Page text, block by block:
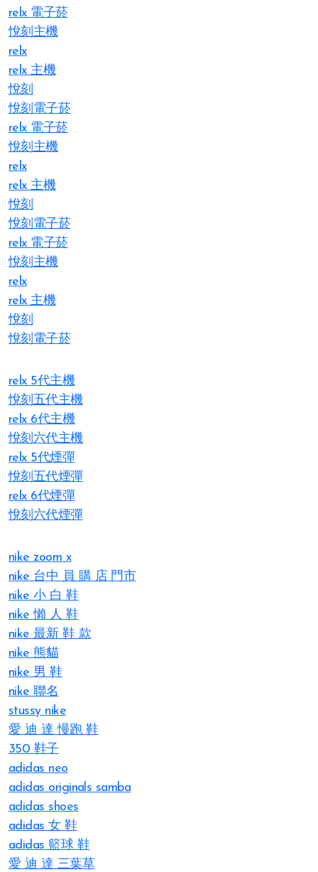
relx 電子菸
悅刻主機
relx
relx 主機
悅刻
悅刻電子菸
relx 電子菸
悅刻主機
relx
relx 主機
悅刻
悅刻電子菸
relx 電子菸
悅刻主機
relx
relx 主機
悅刻
悅刻電子菸
relx 5代主機
悅刻五代主機
relx 6代主機
悅刻六代主機
relx 5代煙彈
悅刻五代煙彈
relx 6代煙彈
悅刻六代煙彈
nike zoom x
nike 台中 員 購 店 門市
nike 小 白 鞋
nike 懶 人 鞋
nike 最新 鞋 款
nike 熊貓
nike 男 鞋
nike 聯名
stussy nike
愛 迪 達 慢跑 鞋
350 鞋子
adidas neo
adidas originals samba
adidas shoes
adidas 女 鞋
adidas 籃球 鞋
愛 迪 達 三葉草